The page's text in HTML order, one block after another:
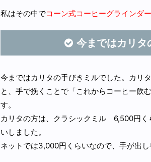
私はその中でコーン式コーヒーグラインダ
今まではカリタ
今まではカリタの手びきミルでした。カリ
と、手で挽くことで「これからコーヒー飲
す。
カリタの方は、クラシックミル 6,500円く
いしました。
ネットでは3,000円くらいなので、手が出し